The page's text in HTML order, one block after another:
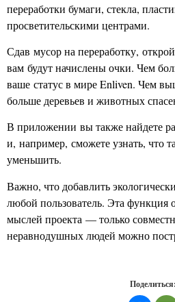
переработки бумаги, стекла,
просветительскими центрами.
Сдав мусор на переработку,
вам будут начислены очки. Чем
ваше статус в мире Enliven. Чем
больше деревьев и животных
В приложении вы также найдете
и, например, сможете узнать, что
уменьшить.
Важно, что добавлить
любой пользователь. Эта функция
мыслей проекта — только
неравнодушных людей можно
Поделиться: